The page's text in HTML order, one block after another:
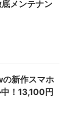
メンテナン
新作スマホ
！13,100円